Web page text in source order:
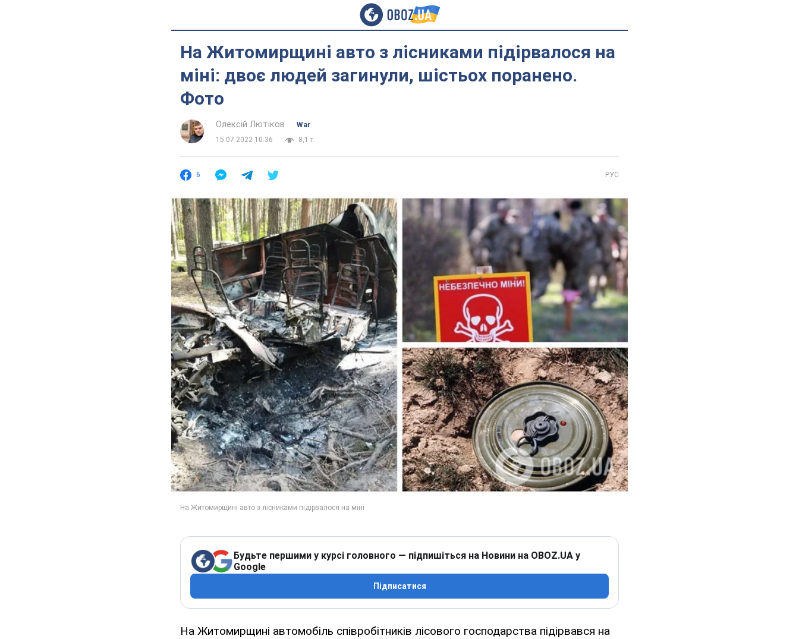
На Житомирщині авто з лісниками підірвалося на
міні: двоє людей загинули, шістьох поранено.
Фото
Олексій Лютіков
War
15.07.2022 10:36
8,1 т.
6 РУС
Будьте першими у курсі головного — підпишіться на Новини на OBOZ.UA у
Google
Підписатися
На Житомирщині автомобіль співробітників лісового господарства підірвався на